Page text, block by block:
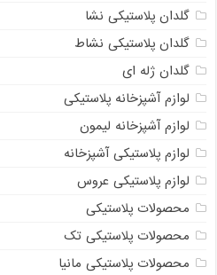
گلدان پلاستیکی نشا
گلدان پلاستیکی نشاط
گلدان ژله ای
لوازم آشپزخانه پلاستیکی
لوازم آشپزخانه لیمون
لوازم پلاستیکی آشپزخانه
لوازم پلاستیکی عروس
محصولات پلاستیکی
محصولات پلاستیکی تک
محصولات پلاستیکی مانیا